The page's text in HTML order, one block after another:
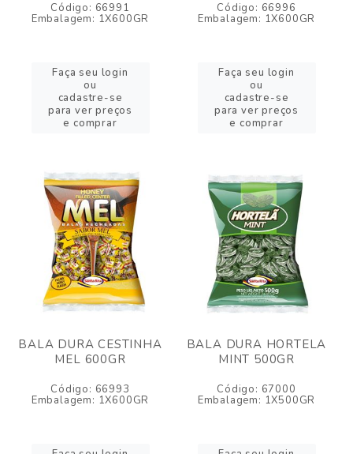
Código: 66991
Embalagem: 1X600GR
Faça seu login
ou
cadastre-se
para ver preços
e comprar
Código: 66996
Embalagem: 1X600GR
Faça seu login
ou
cadastre-se
para ver preços
e comprar
BALA DURA CESTINHA
MEL 600GR
Código: 66993
Embalagem: 1X600GR
BALA DURA HORTELA
MINT 500GR
Código: 67000
Embalagem: 1X500GR